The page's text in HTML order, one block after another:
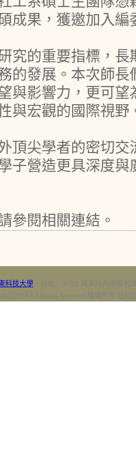
成果，獲邀加入編
究的重要指標，
的發展。本次師
與影響力，更可望
與宏觀的國際視野
頂尖學者的密切交
子營造更具深度與
參閱相關連結。
科技大學‧校址：91201 屏東縣內埔鄉老